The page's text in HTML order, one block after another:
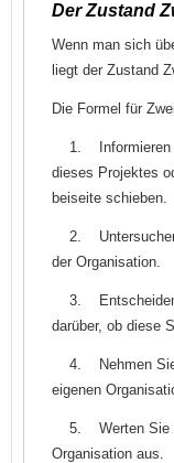
Der Zustand
Wenn man sich
liegt der Zustand
Die Formel für
1. Informieren
dieses Projektes
beiseite schieben.
2. Untersuchen
der Organisation.
3. Entscheiden
darüber, ob diese
4. Nehmen Sie
eigenen
5. Werten Sie
Organisation aus.